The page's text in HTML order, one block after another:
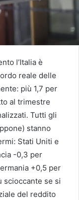
l’Italia è
reale delle
più 1,7 per
al trimestre
Tutti gli
stanno
Stati Uniti e
-0,3 per
+0,5 per
scioccante se si
del reddito